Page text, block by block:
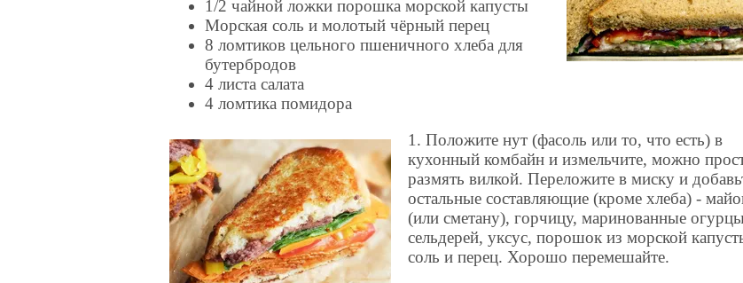
1/2 чайной ложки порошка морской капусты
Морская соль и молотый чёрный перец
8 ломтиков цельного пшеничного хлеба для
бутербродов
4 листа салата
4 ломтика помидора
1. Положите нут (фасоль или то, что есть) в
кухонный комбайн и измельчите, можно
размять вилкой. Переложите в миску и
остальные составляющие (кроме хлеба) -
(или сметану), горчицу, маринованные
сельдерей, уксус, порошок из морской
соль и перец. Хорошо перемешайте.